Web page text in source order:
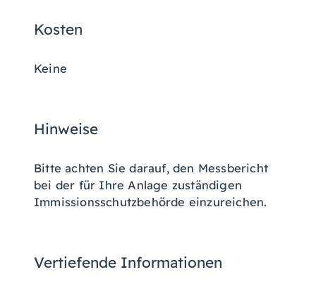
Kosten
Keine
Hinweise
Bitte achten Sie darauf, den Messbericht
bei der für Ihre Anlage zuständigen
Immissionsschutzbehörde einzureichen.
Vertiefende Informationen